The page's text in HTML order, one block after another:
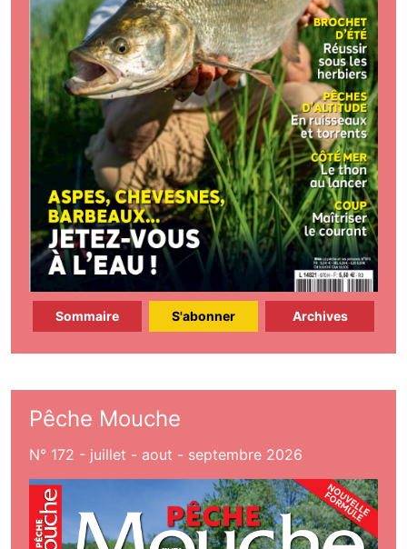
Sommaire S'abonner Archives
Pêche Mouche
N° 172 - juillet - aout - septembre 2026